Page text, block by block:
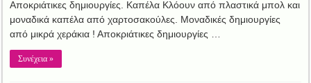
Αποκριάτικες δημιουργίες. Καπέλα Κλόουν από πλαστικά μπολ και
μοναδικά καπέλα από χαρτοσακούλες. Μοναδικές δημιουργίες
από μικρά χεράκια ! Αποκριάτικες δημιουργίες …
Συνέχεια »